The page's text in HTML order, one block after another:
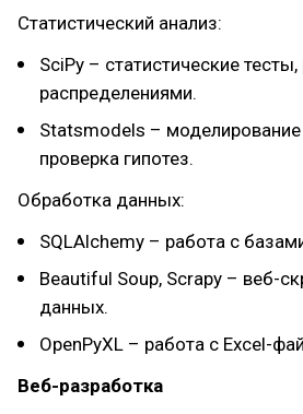
Статистический анализ:
SciPy – статистические
распределениями.
Statsmodels –
проверка гипотез.
Обработка данных:
SQLAlchemy – работа с
Beautiful Soup, Scrapy – веб-
данных.
OpenPyXL – работа с Excel-
Веб-разработка